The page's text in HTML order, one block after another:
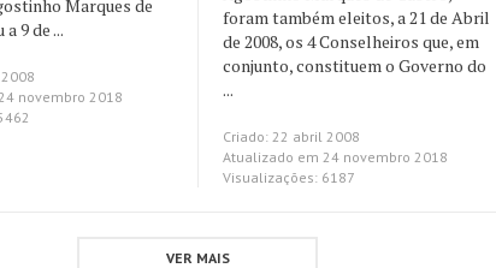
Marques de
9 de ...
novembro 2018
foram também eleitos, a 21 de Abril
de 2008, os 4 Conselheiros que, em
conjunto, constituem o Governo do
...
Criado: 22 abril 2008
Atualizado em 24 novembro 2018
Visualizações: 6187
VER MAIS